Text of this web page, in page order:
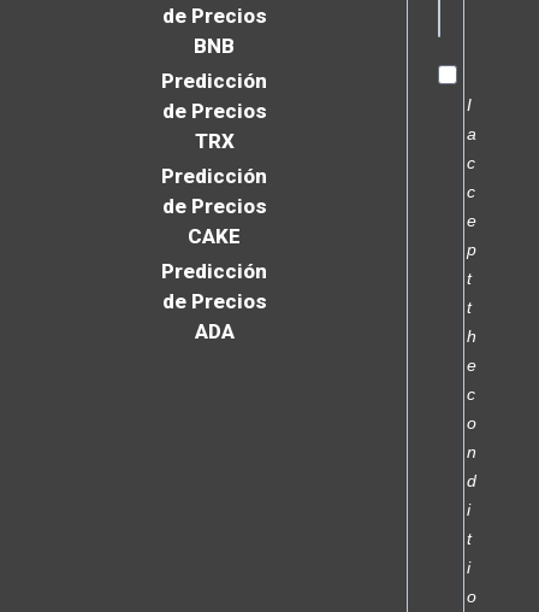
de Precios
BNB
Predicción
de Precios
TRX
Predicción
de Precios
CAKE
Predicción
de Precios
ADA
I
a
c
c
e
p
t
t
h
e
c
o
n
d
i
t
i
o